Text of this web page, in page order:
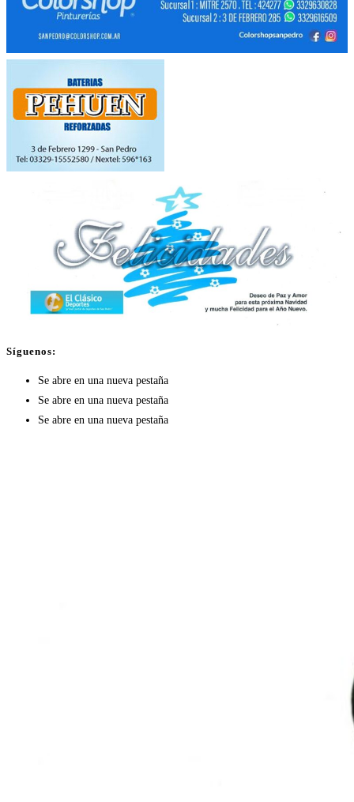
Síguenos:
Se abre en una nueva pestaña
Se abre en una nueva pestaña
Se abre en una nueva pestaña